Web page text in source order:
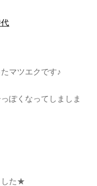
マツエクです♪
ぽくなってしましま
した★